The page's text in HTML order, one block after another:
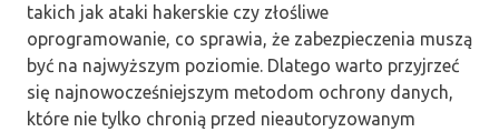
takich jak ataki hakerskie czy złośliwe
oprogramowanie, co sprawia, że zabezpieczenia muszą
być na najwyższym poziomie. Dlatego warto przyjrzeć
się najnowocześniejszym metodom ochrony danych,
które nie tylko chronią przed nieautoryzowanym